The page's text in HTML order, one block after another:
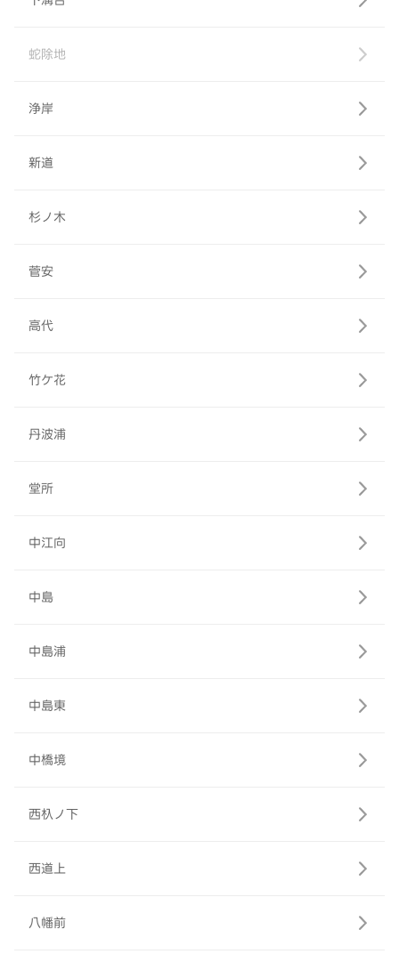
蛇除地
浄岸
新道
杉ノ木
菅安
高代
竹ケ花
丹波浦
堂所
中江向
中島
中島浦
中島東
中橋境
西杁ノ下
西道上
八幡前